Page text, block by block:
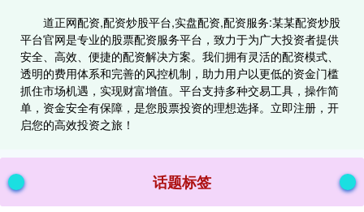
道正网配资,配资炒股平台,实盘配资,配资服务:某某配资炒股
平台官网是专业的股票配资服务平台，致力于为广大投资者提供
安全、高效、便捷的配资解决方案。我们拥有灵活的配资模式、
透明的费用体系和完善的风控机制，助力用户以更低的资金门槛
抓住市场机遇，实现财富增值。平台支持多种交易工具，操作简
单，资金安全有保障，是您股票投资的理想选择。立即注册，开
启您的高效投资之旅！
话题标签